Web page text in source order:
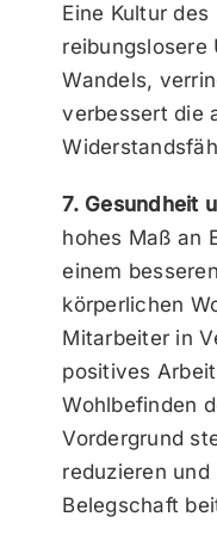
Eine Kultur
reibungslosere
Wandels,
verbessert die
7. Gesundheit
hohes Maß an
einem
körperlichen
Mitarbeiter in
positives
Wohlbefinden
Vordergrund
reduzieren und
Belegschaft